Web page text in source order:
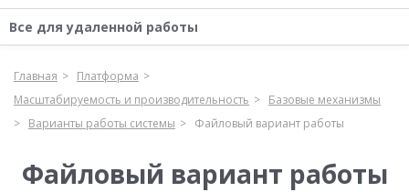
Все для удаленной работы
Главная
Платформа
Масштабируемость и производительность
Базовые механизмы
Варианты работы системы
Файловый вариант работы
Файловый вариант работы